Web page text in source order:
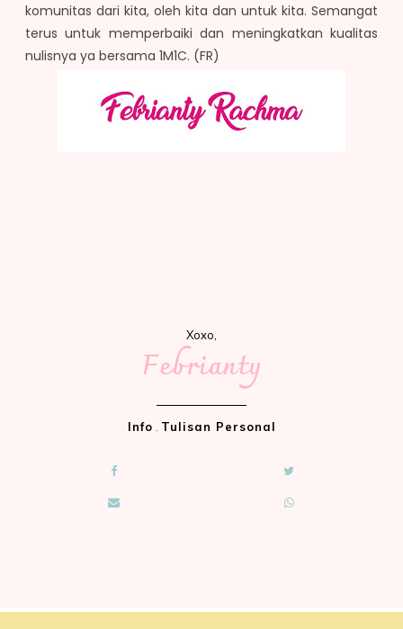
komunitas dari kita, oleh kita dan untuk kita. Semangat
terus untuk memperbaiki dan meningkatkan kualitas
nulisnya ya bersama 1M1C. (FR)
Xoxo,
Febrianty
Info Tulisan Personal